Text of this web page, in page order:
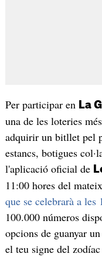
Per participar en La
una de les loteries
adquirir un bitllet pel
estancs, botigues
l'aplicació oficial de
11:00 hores del
que se celebrarà a les
100.000 números
opcions de guanyar
el teu signe del